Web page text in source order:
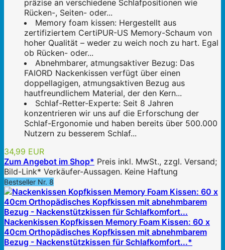
präzise an verschiedene Schlafpositionen wie
Rücken-, Seiten- oder...
Memory foam kissen: Hergestellt aus
zertifiziertem CertiPUR-US Memory-Schaum von
hoher Qualität – weder zu weich noch zu hart. Egal
ob Rücken- oder...
Abnehmbarer, atmungsaktiver Bezug: Das
FAIORD Nackenkissen verfügt über einen
doppellagigen, atmungsaktiven Bezug aus
hautfreundlichem Material, der den Kern...
Schlaf-Retter-Experte: Seit 8 Jahren
konzentrieren wir uns auf die Erforschung der
Schlaf-Ergonomie und haben bereits über 500.000
Nutzern zu besserem Schlaf...
34,99 EUR
Zum Angebot im Shop* Preis inkl. MwSt., zzgl. Versand;
Bild-Link* Verkäufer-Aussagen. Keine Haftung
Bestseller Nr. 8
Nackenkissen Kopfkissen Memory Foam Kissen: 60 x
40cm Orthopädisches Kopfkissen mit abnehmbarem
Bezug - Nackenstützkissen für Schlafkomfort...*